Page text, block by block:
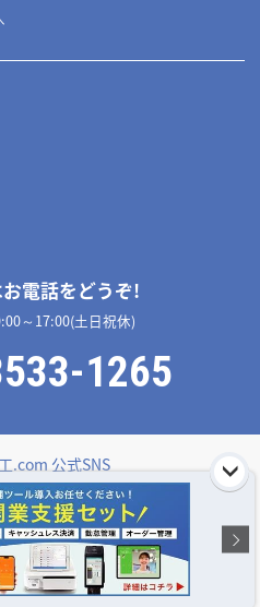
電話をどうぞ!
～17:00(土日祝休)
1265
.com 公式SNS
LIFEONE